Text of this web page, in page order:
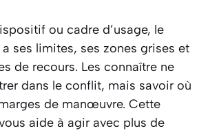
ou cadre d’usage, le
ses limites, ses zones grises et
de recours. Les connaître ne
dans le conflit, mais savoir où
de manœuvre. Cette
aide à agir avec plus de